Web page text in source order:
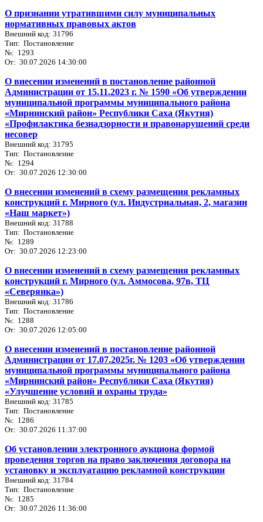
О признании утратившими силу муниципальных
нормативных правовых актов
Внешний код: 31796
Тип: Постановление
№: 1293
От: 30.07.2026 14:30:00
О внесении изменений в постановление районной
Администрации от 15.11.2023 г. № 1590 «Об утверждении
муниципальной программы муниципального района
«Мирнинский район» Республики Саха (Якутия)
«Профилактика безнадзорности и правонарушений среди
несовер
Внешний код: 31795
Тип: Постановление
№: 1294
От: 30.07.2026 12:30:00
О внесении изменений в схему размещения рекламных
конструкций г. Мирного (ул. Индустриальная, 2, магазин
«Наш маркет»)
Внешний код: 31788
Тип: Постановление
№: 1289
От: 30.07.2026 12:23:00
О внесении изменений в схему размещения рекламных
конструкций г. Мирного (ул. Аммосова, 97в, ТЦ
«Северянка»)
Внешний код: 31786
Тип: Постановление
№: 1288
От: 30.07.2026 12:05:00
О внесении изменений в постановление районной
Администрации от 17.07.2025г. № 1203 «Об утверждении
муниципальной программы муниципального района
«Мирнинский район» Республики Саха (Якутия)
«Улучшение условий и охраны труда»
Внешний код: 31785
Тип: Постановление
№: 1286
От: 30.07.2026 11:37:00
Об установлении электронного аукциона формой
проведения торгов на право заключения договора на
установку и эксплуатацию рекламной конструкции
Внешний код: 31784
Тип: Постановление
№: 1285
От: 30.07.2026 11:36:00